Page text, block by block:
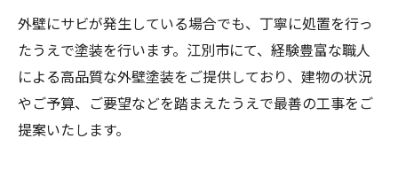
外壁にサビが発生している場合でも、丁寧に処置を行っ
たうえで塗装を行います。江別市にて、経験豊富な職人
による高品質な外壁塗装をご提供しており、建物の状況
やご予算、ご要望などを踏まえたうえで最善の工事をご
提案いたします。
お問い合わせはこちら